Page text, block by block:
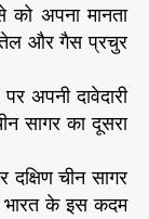
को अपना मानता
तेल और गैस प्रचुर
अपनी दावेदारी
सागर का दूसरा
चीन सागर
के इस कदम